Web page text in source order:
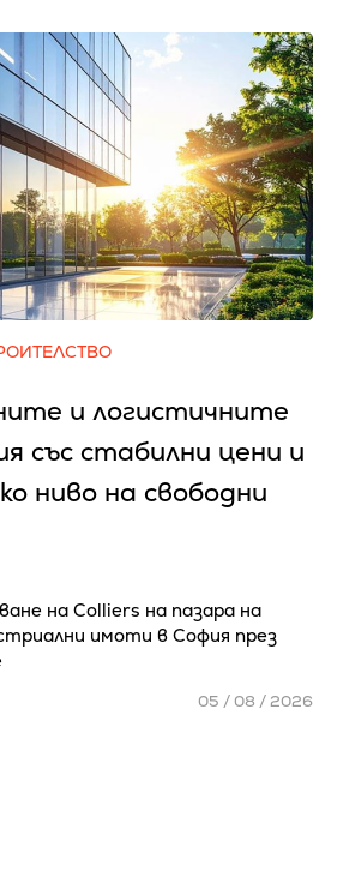
и логистичните
със стабилни цени и
ниво на свободни
на Colliers на пазара на
имоти в София през
05 / 08 / 2026